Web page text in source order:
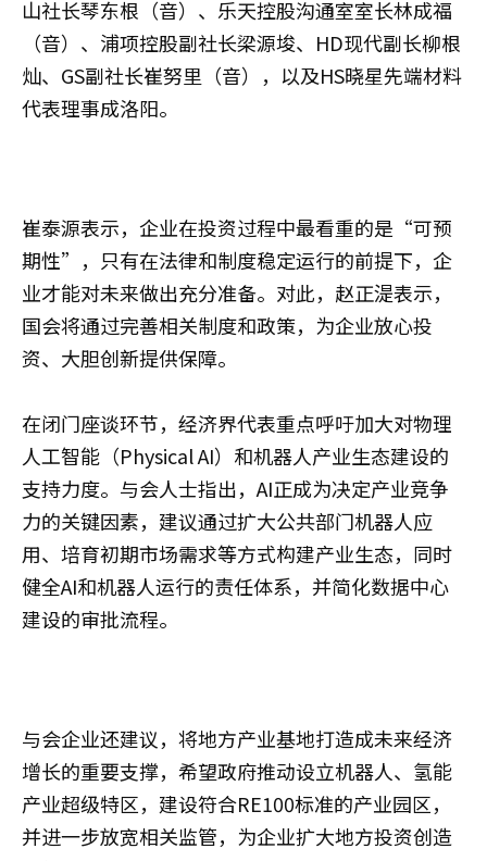
山社长琴东根（音）、乐天控股沟通室室长林成福
（音）、浦项控股副社长梁源埈、HD现代副长柳根
灿、GS副社长崔努里（音），以及HS晓星先端材料
代表理事成洛阳。
崔泰源表示，企业在投资过程中最看重的是“可预
期性”，只有在法律和制度稳定运行的前提下，企
业才能对未来做出充分准备。对此，赵正湜表示，
国会将通过完善相关制度和政策，为企业放心投
资、大胆创新提供保障。
在闭门座谈环节，经济界代表重点呼吁加大对物理
人工智能（Physical AI）和机器人产业生态建设的
支持力度。与会人士指出，AI正成为决定产业竞争
力的关键因素，建议通过扩大公共部门机器人应
用、培育初期市场需求等方式构建产业生态，同时
健全AI和机器人运行的责任体系，并简化数据中心
建设的审批流程。
与会企业还建议，将地方产业基地打造成未来经济
增长的重要支撑，希望政府推动设立机器人、氢能
产业超级特区，建设符合RE100标准的产业园区，
并进一步放宽相关监管，为企业扩大地方投资创造